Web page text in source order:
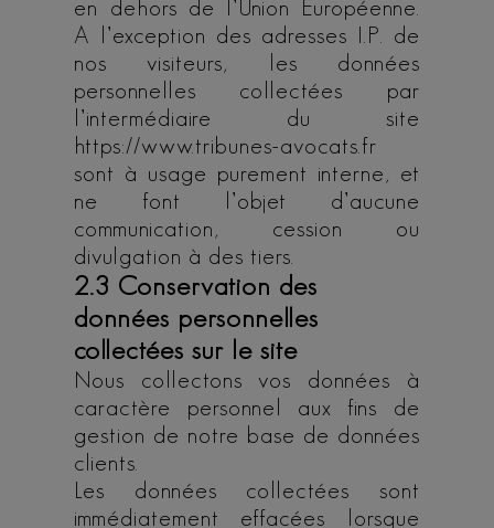
en dehors de l’Union Européenne.
A l’exception des adresses I.P. de
nos visiteurs, les données
personnelles collectées par
l’intermédiaire du site
https://www.tribunes-avocats.fr
sont à usage purement interne, et
ne font l’objet d’aucune
communication, cession ou
divulgation à des tiers.
2.3 Conservation des
données personnelles
collectées sur le site
Nous collectons vos données à
caractère personnel aux fins de
gestion de notre base de données
clients.
Les données collectées sont
immédiatement effacées lorsque